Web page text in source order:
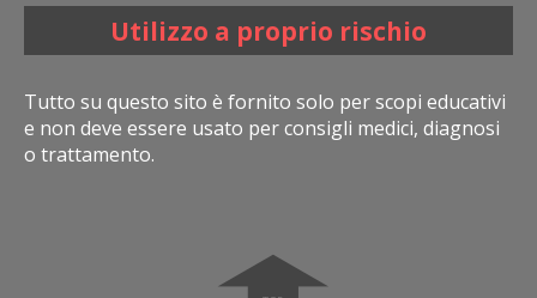
Utilizzo a proprio rischio
Tutto su questo sito è fornito solo per scopi educativi
e non deve essere usato per consigli medici, diagnosi
o trattamento.